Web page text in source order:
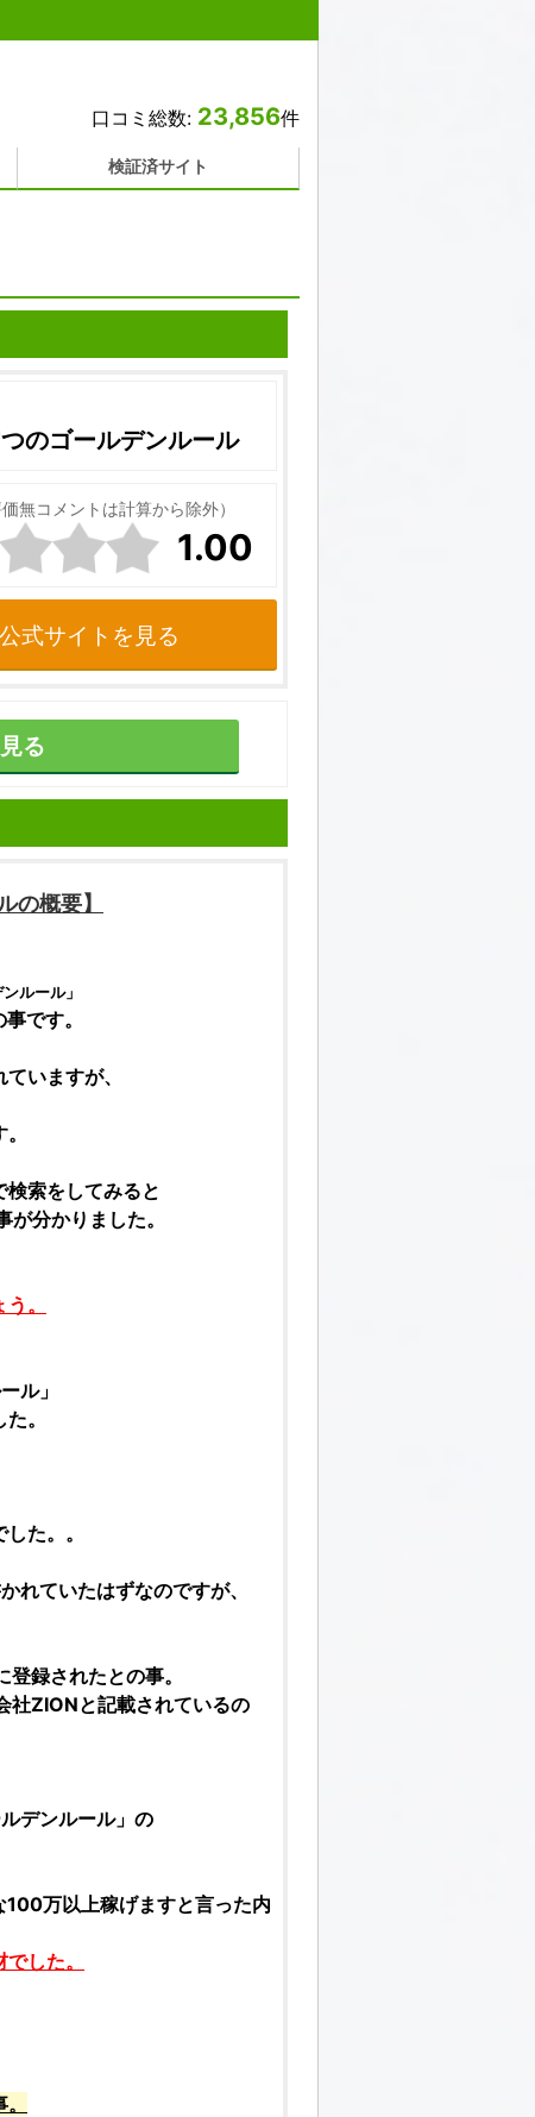
口コミ総数: 23,856件
検証済サイト
のゴールデンルール
無コメントは計算から除外）
1.00
公式サイトを見る
る
の概要】
ルール」
です。
いますが、
検索をしてみると
が分かりました。
。
ル」
。
た。。
れていたはずなのですが、
登録されたとの事。
社ZIONと記載されているの
デンルール」の
万以上稼げますと言った内
した。